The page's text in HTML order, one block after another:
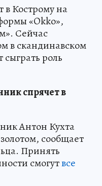
в Кострому на
«Okko»,
Сейчас
в скандинавском
сыграть роль
спрячет в
Антон Кухта
сообщает
Принять
смогутвсе